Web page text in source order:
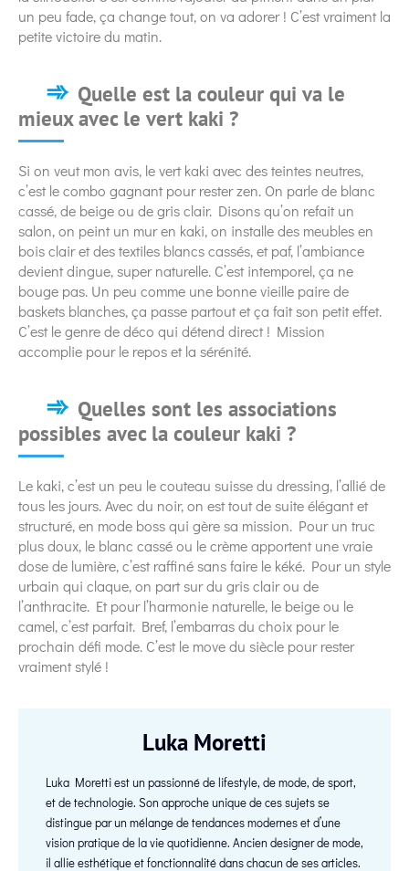
un peu fade, ça change tout, on va adorer ! C’est vraiment la
petite victoire du matin.
Quelle est la couleur qui va le
mieux avec le vert kaki ?
Si on veut mon avis, le vert kaki avec des teintes neutres,
c’est le combo gagnant pour rester zen. On parle de blanc
cassé, de beige ou de gris clair. Disons qu’on refait un
salon, on peint un mur en kaki, on installe des meubles en
bois clair et des textiles blancs cassés, et paf, l’ambiance
devient dingue, super naturelle. C’est intemporel, ça ne
bouge pas. Un peu comme une bonne vieille paire de
baskets blanches, ça passe partout et ça fait son petit effet.
C’est le genre de déco qui détend direct ! Mission
accomplie pour le repos et la sérénité.
Quelles sont les associations
possibles avec la couleur kaki ?
Le kaki, c’est un peu le couteau suisse du dressing, l’allié de
tous les jours. Avec du noir, on est tout de suite élégant et
structuré, en mode boss qui gère sa mission. Pour un truc
plus doux, le blanc cassé ou le crème apportent une vraie
dose de lumière, c’est raffiné sans faire le kéké. Pour un style
urbain qui claque, on part sur du gris clair ou de
l’anthracite. Et pour l’harmonie naturelle, le beige ou le
camel, c’est parfait. Bref, l’embarras du choix pour le
prochain défi mode. C’est le move du siècle pour rester
vraiment stylé !
Luka Moretti
Luka Moretti est un passionné de lifestyle, de mode, de sport,
et de technologie. Son approche unique de ces sujets se
distingue par un mélange de tendances modernes et d’une
vision pratique de la vie quotidienne. Ancien designer de mode,
il allie esthétique et fonctionnalité dans chacun de ses articles.